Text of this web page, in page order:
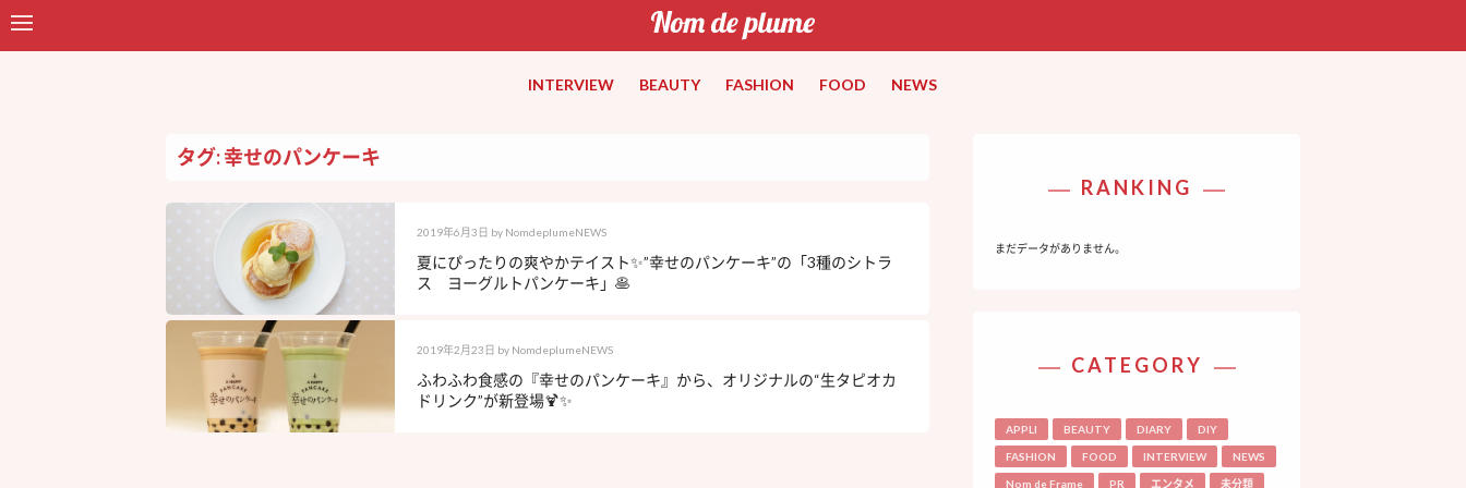
INTERVIEW BEAUTY FASHION FOOD NEWS
タグ: 幸せのパンケーキ
2019年6月3日 by NomdeplumeNEWS
夏にぴったりの爽やかテイスト✨”幸せのパンケーキ”の「3種のシトラ
ス ヨーグルトパンケーキ」🥞
2019年2月23日 by NomdeplumeNEWS
ふわふわ食感の『幸せのパンケーキ』から、オリジナルの“生タピオカ
ドリンク”が新登場🍹✨
RANKING
まだデータがありません。
CATEGORY
APPLI BEAUTY DIARY DIY
FASHION FOOD INTERVIEW NEWS
Nom de Frame PR エンタメ 未分類